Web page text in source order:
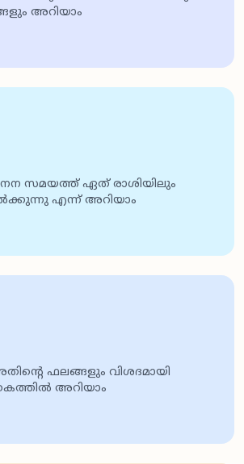
അറിയാം
സമയത്ത് ഏത് രാശിയിലും
എന്ന് അറിയാം
ഫലങ്ങളും വിശദമായി
അറിയാം